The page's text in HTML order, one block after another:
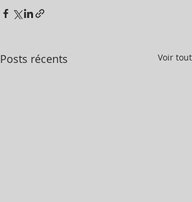
Posts récents Voir tout